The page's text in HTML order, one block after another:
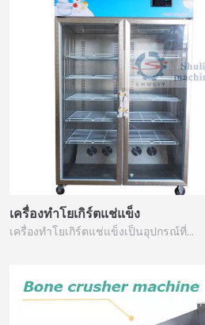
เครื่องทำโยเกิร์ตแช่แข็ง
เครื่องทำโยเกิร์ตแช่แข็งเป็นอุปกรณ์ที่…